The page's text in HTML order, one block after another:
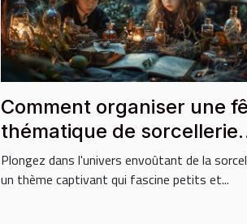
Comment organiser une
thématique de sorcellerie
pour enfants
Plongez dans l'univers envoûtant de la
un thème captivant qui fascine petits et...